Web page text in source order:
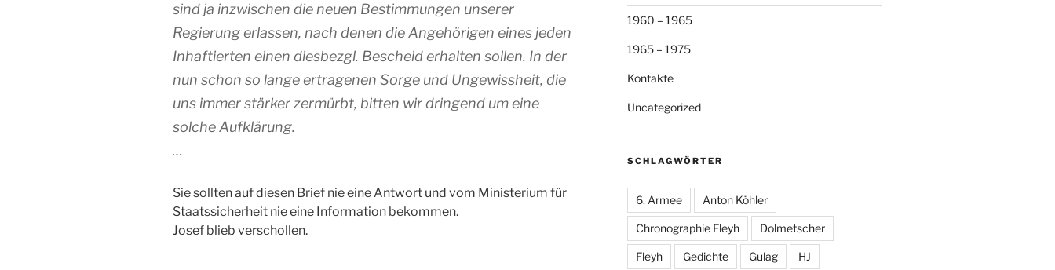
sind ja inzwischen die neuen Bestimmungen unserer
Regierung erlassen, nach denen die Angehörigen eines jeden
Inhaftierten einen diesbezgl. Bescheid erhalten sollen. In der
nun schon so lange ertragenen Sorge und Ungewissheit, die
uns immer stärker zermürbt, bitten wir dringend um eine
solche Aufklärung.
…
Sie sollten auf diesen Brief nie eine Antwort und vom Ministerium für
Staatssicherheit nie eine Information bekommen.
Josef blieb verschollen.
1960 – 1965
1965 – 1975
Kontakte
Uncategorized
SCHLAGWÖRTER
6. Armee Anton Köhler
Chronographie Fleyh Dolmetscher
Fleyh Gedichte Gulag HJ